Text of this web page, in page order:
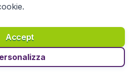
d'autore © 2026
Accept